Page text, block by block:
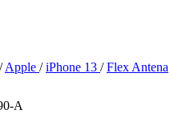
/Apple / iPhone 13 / Flex Antena
A